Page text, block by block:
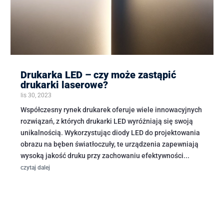
Drukarka LED – czy może zastąpić
drukarki laserowe?
lis 30, 2023
Współczesny rynek drukarek oferuje wiele innowacyjnych
rozwiązań, z których drukarki LED wyróżniają się swoją
unikalnością. Wykorzystując diody LED do projektowania
obrazu na bęben światłoczuły, te urządzenia zapewniają
wysoką jakość druku przy zachowaniu efektywności...
czytaj dalej